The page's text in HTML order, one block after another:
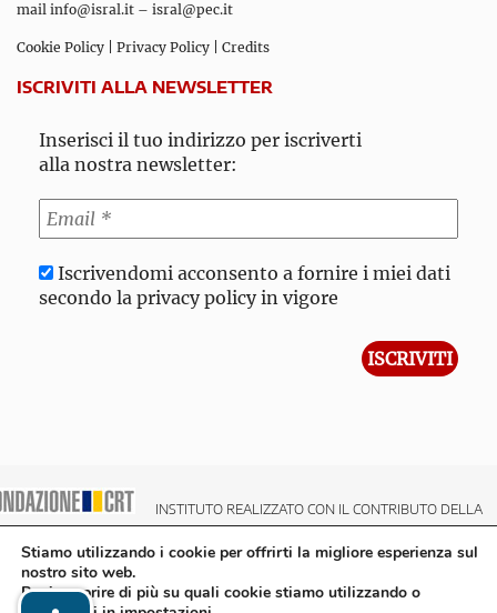
mail info@isral.it – isral@pec.it
Cookie Policy Privacy Policy Credits
ISCRIVITI ALLA NEWSLETTER
Inserisci il tuo indirizzo per iscriverti
alla nostra newsletter:
Iscrivendomi acconsento a fornire i miei dati
secondo la privacy policy in vigore
INSTITUTO REALIZZATO CON IL CONTRIBUTO DELLA
Stiamo utilizzando i cookie per offrirti la migliore esperienza sul
nostro sito web.
Puoi scoprire di più su quali cookie stiamo utilizzando o